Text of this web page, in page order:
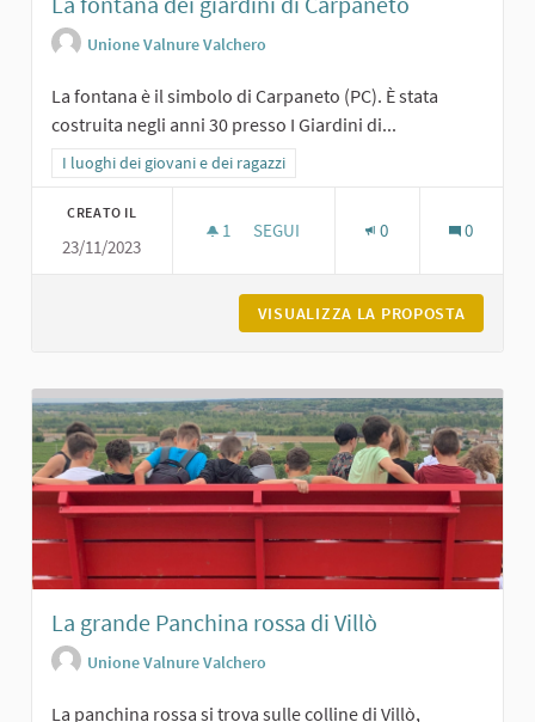
Unione Valnure Valchero
La fontana è il simbolo di Carpaneto (PC). È stata
costruita negli anni 30 presso I Giardini di...
Filtra i risultati per categoria: I luoghi dei giovani e dei ragazzi
I luoghi dei giovani e dei ragazzi
CREATO IL
23/11/2023
1 1 SOSTENITORI
SEGUI 0 0
VISUALIZZA LA PROPOSTA
La grande Panchina rossa di Villò
Unione Valnure Valchero
La panchina rossa si trova sulle colline di Villò,